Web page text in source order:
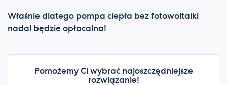
Właśnie dlatego pompa ciepła bez fotowoltaiki
nadal będzie opłacalna!
Pomożemy Ci wybrać najoszczędniejsze
rozwiązanie!